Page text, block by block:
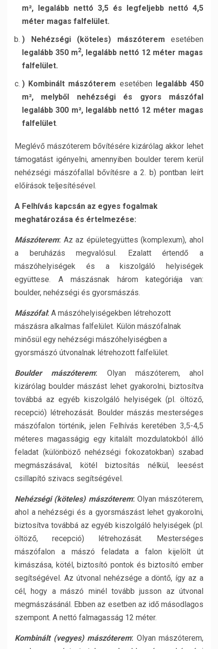
m², legalább nettó 3,5 és legfeljebb nettó 4,5
méter magas falfelület.
) Nehézségi (köteles) mászóterem esetében
legalább 350 m2, legalább nettó 12 méter magas
falfelület.
) Kombinált mászóterem esetében legalább 450
m², melyből nehézségi és gyors mászófal
legalább 300 m², legalább nettó 12 méter magas
falfelület.
Meglévő mászóterem bővítésére kizárólag akkor lehet
támogatást igényelni, amennyiben boulder terem kerül
nehézségi mászófallal bővítésre a 2. b) pontban leírt
előírások teljesítésével.
A Felhívás kapcsán az egyes fogalmak
meghatározása és értelmezése:
Mászóterem: Az az épületegyüttes (komplexum), ahol
a beruházás megvalósul. Ezalatt értendő a
mászóhelyiségek és a kiszolgáló helyiségek
együttese. A mászásnak három kategóriája van:
boulder, nehézségi és gyorsmászás.
Mászófal: A mászóhelyiségekben létrehozott
mászásra alkalmas falfelület. Külön mászófalnak
minősül egy nehézségi mászóhelyiségben a
gyorsmászó útvonalnak létrehozott falfelület.
Boulder mászóterem: Olyan mászóterem, ahol
kizárólag boulder mászást lehet gyakorolni, biztosítva
továbbá az egyéb kiszolgáló helyiségek (pl. öltöző,
recepció) létrehozását. Boulder mászás mesterséges
mászófalon történik, jelen Felhívás keretében 3,5-4,5
méteres magasságig egy kitalált mozdulatokból álló
feladat (különböző nehézségi fokozatokban) szabad
megmászásával, kötél biztosítás nélkül, leesést
csillapító szivacs segítségével.
Nehézségi (köteles) mászóterem: Olyan mászóterem,
ahol a nehézségi és a gyorsmászást lehet gyakorolni,
biztosítva továbbá az egyéb kiszolgáló helyiségek (pl.
öltöző, recepció) létrehozását. Mesterséges
mászófalon a mászó feladata a falon kijelölt út
kimászása, kötél, biztosító pontok és biztosító ember
segítségével. Az útvonal nehézsége a döntő, így az a
cél, hogy a mászó minél tovább jusson az útvonal
megmászásánál. Ebben az esetben az idő másodlagos
szempont. A nettó falmagasság 12 méter.
Kombinált (vegyes) mászóterem: Olyan mászóterem,